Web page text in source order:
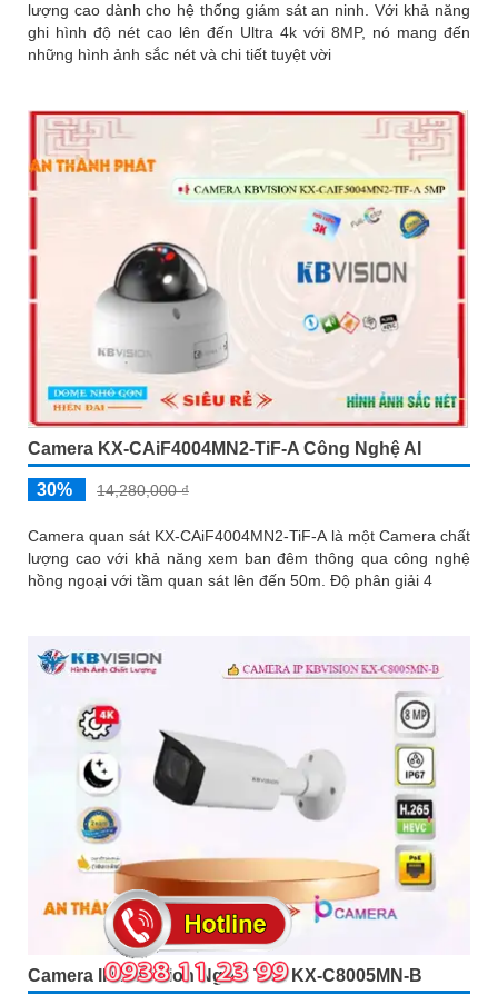
lượng cao dành cho hệ thống giám sát an ninh. Với khả năng
ghi hình độ nét cao lên đến Ultra 4k với 8MP, nó mang đến
những hình ảnh sắc nét và chi tiết tuyệt vời
Camera KX-CAiF4004MN2-TiF-A Công Nghệ AI
30% 14,280,000 ₫
Camera quan sát KX-CAiF4004MN2-TiF-A là một Camera chất
lượng cao với khả năng xem ban đêm thông qua công nghệ
hồng ngoại với tầm quan sát lên đến 50m. Độ phân giải 4
Camera IP Kbvision Ngoài Trời KX-C8005MN-B